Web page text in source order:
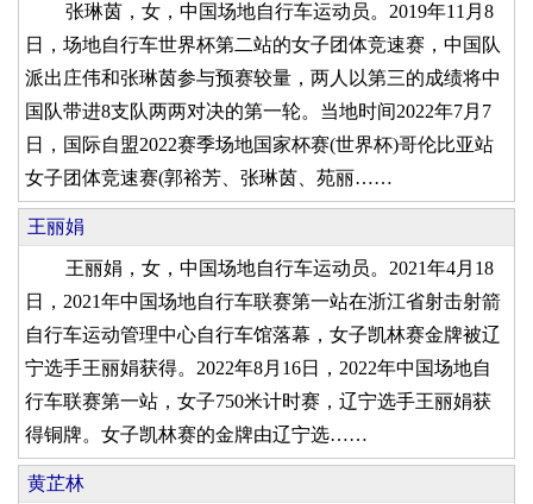
张琳茵，女，中国场地自行车运动员。2019年11月8
日，场地自行车世界杯第二站的女子团体竞速赛，中国队
派出庄伟和张琳茵参与预赛较量，两人以第三的成绩将中
国队带进8支队两两对决的第一轮。当地时间2022年7月7
日，国际自盟2022赛季场地国家杯赛(世界杯)哥伦比亚站
女子团体竞速赛(郭裕芳、张琳茵、苑丽……
王丽娟
王丽娟，女，中国场地自行车运动员。2021年4月18
日，2021年中国场地自行车联赛第一站在浙江省射击射箭
自行车运动管理中心自行车馆落幕，女子凯林赛金牌被辽
宁选手王丽娟获得。2022年8月16日，2022年中国场地自
行车联赛第一站，女子750米计时赛，辽宁选手王丽娟获
得铜牌。女子凯林赛的金牌由辽宁选……
黄芷林